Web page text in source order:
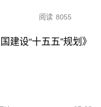
阅读 8055
建设“十五五”规划》